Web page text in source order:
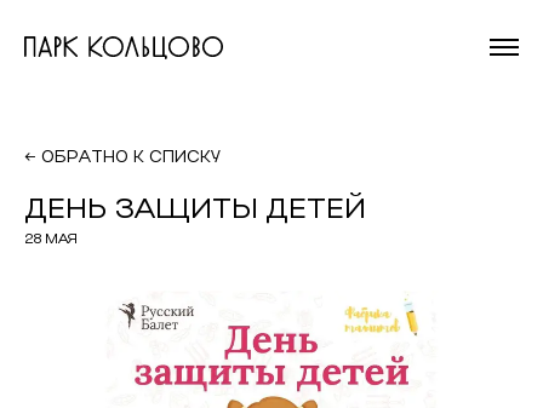
На главную
← ОБРАТНО К СПИСКУ
ДЕНЬ ЗАЩИТЫ ДЕТЕЙ
28 МАЯ